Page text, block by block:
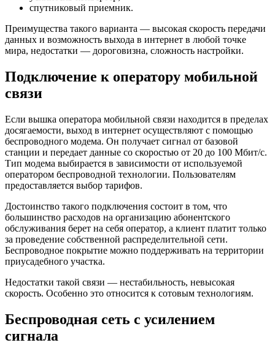
спутниковый приемник.
Преимущества такого варианта — высокая скорость передачи
данных и возможность выхода в интернет в любой точке
мира, недостатки — дороговизна, сложность настройки.
Подключение к оператору мобильной
связи
Если вышка оператора мобильной связи находится в пределах
досягаемости, выход в интернет осуществляют с помощью
беспроводного модема. Он получает сигнал от базовой
станции и передает данные со скоростью от 20 до 100 Мбит/с.
Тип модема выбирается в зависимости от используемой
оператором беспроводной технологии. Пользователям
предоставляется выбор тарифов.
Достоинство такого подключения состоит в том, что
большинство расходов на организацию абонентского
обслуживания берет на себя оператор, а клиент платит только
за проведение собственной распределительной сети.
Беспроводное покрытие можно поддерживать на территории
приусадебного участка.
Недостатки такой связи — нестабильность, невысокая
скорость. Особенно это относится к сотовым технологиям.
Беспроводная сеть с усилением
сигнала